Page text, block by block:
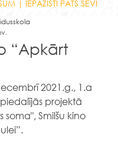
| IEPAZĪSTI PATS SEVI
“Apkārt
2021.g., 1.a
piedalījās projektā
soma",Smilšu kino